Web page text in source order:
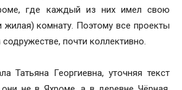
где каждый из них имел свою
комнату. Поэтому все проекты
почти коллективно.
Татьяна Георгиевна, уточняя текст